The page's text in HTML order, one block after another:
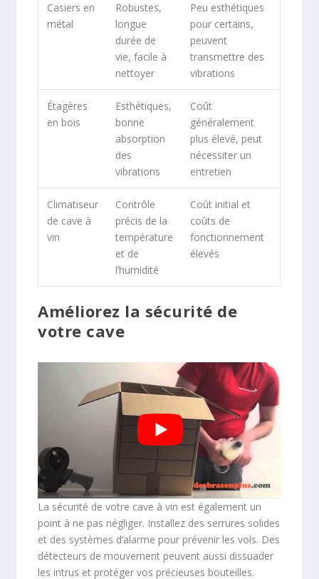
Casiers en
métal
Robustes,
longue
durée de
vie, facile à
nettoyer
Peu esthétiques
pour certains,
peuvent
transmettre des
vibrations
Étagères
en bois
Esthétiques,
bonne
absorption
des
vibrations
Coût
généralement
plus élevé, peut
nécessiter un
entretien
Climatiseur
de cave à
vin
Contrôle
précis de la
température
et de
l’humidité
Coût initial et
coûts de
fonctionnement
élevés
Améliorez la sécurité de
votre cave
La sécurité de votre cave à vin est également un
point à ne pas négliger. Installez des serrures solides
et des systèmes d’alarme pour prévenir les vols. Des
détecteurs de mouvement peuvent aussi dissuader
les intrus et protéger vos précieuses bouteilles.